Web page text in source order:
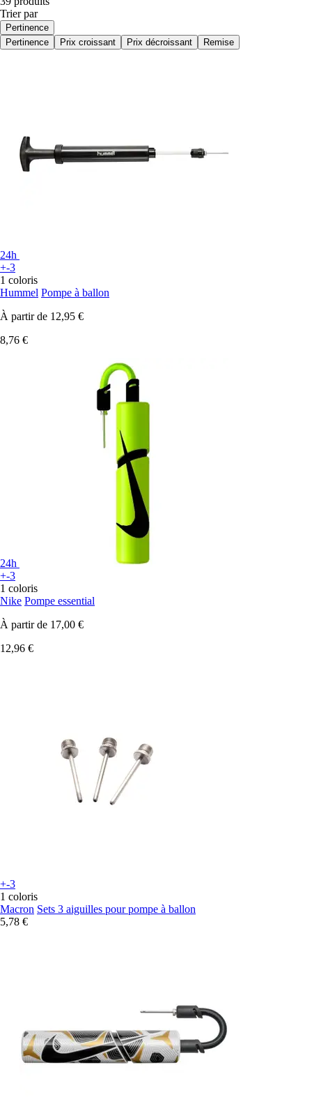
Trier par
Pertinence
Pertinence
Prix croissant Prix décroissant Remise
24h
+-3
1 coloris
Hummel Pompe à ballon
À partir de 12,95 €
8,76 €
24h
+-3
1 coloris
Nike Pompe essential
À partir de 17,00 €
12,96 €
+-3
1 coloris
Macron Sets 3 aiguilles pour pompe à ballon
5,78 €